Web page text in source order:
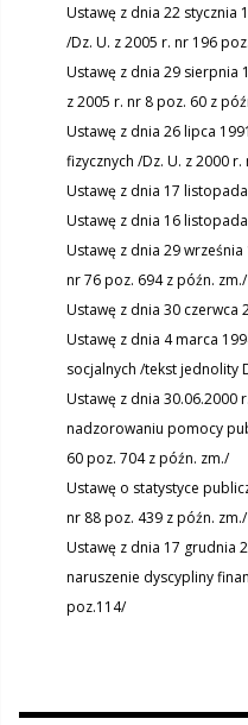
Ustawę z dnia 22 stycznia
/Dz. U. z 2005 r. nr 196
Ustawę z dnia 29 sierpnia
z 2005 r. nr 8 poz. 60 z
Ustawę z dnia 26 lipca
fizycznych /Dz. U. z 2000
Ustawę z dnia 17
Ustawę z dnia 16
Ustawę z dnia 29
nr 76 poz. 694 z późn. zm./
Ustawę z dnia 30 czerwca
Ustawę z dnia 4 marca
socjalnych /tekst jednolity
Ustawę z dnia 30.06.2000
nadzorowaniu pomocy
60 poz. 704 z późn. zm./
Ustawę o statystyce
nr 88 poz. 439 z późn. zm./
Ustawę z dnia 17 grudnia
naruszenie dyscypliny
poz.114/